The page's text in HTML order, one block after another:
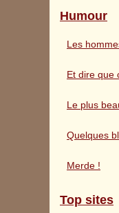
Humour
Les
Et dire que
Le plus
Quelques
Merde !
Top sites